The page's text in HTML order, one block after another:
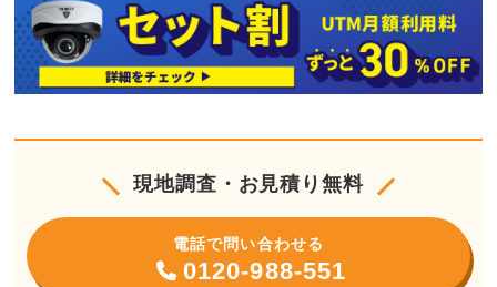
現地調査・お見積り無料
電話で問い合わせる
0120-988-551